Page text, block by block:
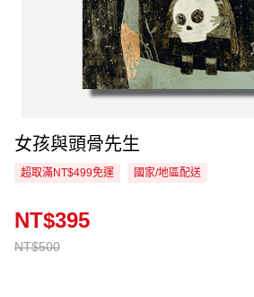
女孩與頭骨先生
超取滿NT$499免運 國家/地區配送
NT$500
NT$395